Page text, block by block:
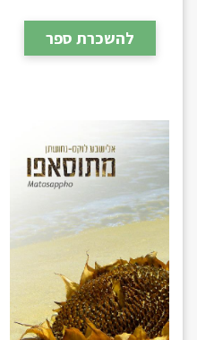
להשכרת ספר